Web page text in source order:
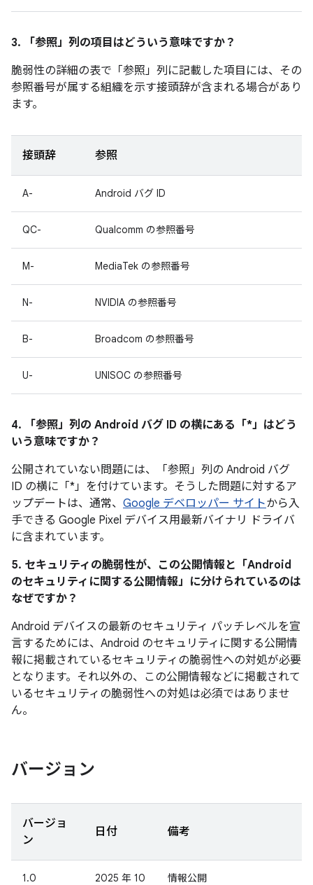
3. 「参照」 列の項目はどういう意味ですか？
脆弱性の詳細の表で「参照」 列に記載した項目には、その
参照番号が属する組織を示す接頭辞が含まれる場合があり
ます。
接頭辞 参照
A- Android バグ ID
QC- Qualcomm の参照番号
M- MediaTek の参照番号
N- NVIDIA の参照番号
B- Broadcom の参照番号
U- UNISOC の参照番号
4. 「参照」 列の Android バグ ID の横にある「*」はどう
いう意味ですか？
公開されていない問題には、「参照」列の Android バグ
ID の横に「*」を付けています。そうした問題に対するア
ップデートは、通常、 Google デベロッパー サイトから入
手できる Google Pixel デバイス用最新バイナリ ドライバ
に含まれています。
5. セキュリティの脆弱性が、この公開情報と「Android
のセキュリティに関する公開情報」に分けられているのは
なぜですか？
Android デバイスの最新のセキュリティ パッチレベルを宣
言するためには、Android のセキュリティに関する公開情
報に掲載されているセキュリティの脆弱性への対処が必要
となります。それ以外の、この公開情報などに掲載されて
いるセキュリティの脆弱性への対処は必須ではありませ
ん。
バージョン
バージョ
ン
日付 備考
1.0
2025 年 10
情報公開